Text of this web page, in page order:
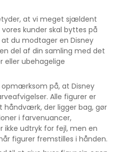
at vi meget sjældent
kunder skal byttes på
du modtager en Disney
del af din samling med det
eller ubehagelige
på, at Disney
Alle figurer er
håndværk, der ligger bag, gør
i farvenuancer,
ikke udtryk for fejl, men en
figurer fremstilles i hånden.